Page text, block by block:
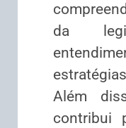
da
Além
contribui